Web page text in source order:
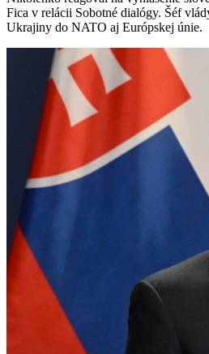
Fica v relácii Sobotné dialógy. Šéf
Ukrajiny do NATO aj Európskej únie.